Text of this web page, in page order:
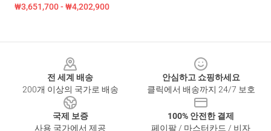
₩3,651,700 - ₩4,202,900
전 세계 배송
200개 이상의 국가로 배송
안심하고 쇼핑하세요
클릭에서 배송까지 24/7 보호
국제 보증
사용 국가에서 제공
100% 안전한 결제
페이팔 / 마스터카드 / 비자